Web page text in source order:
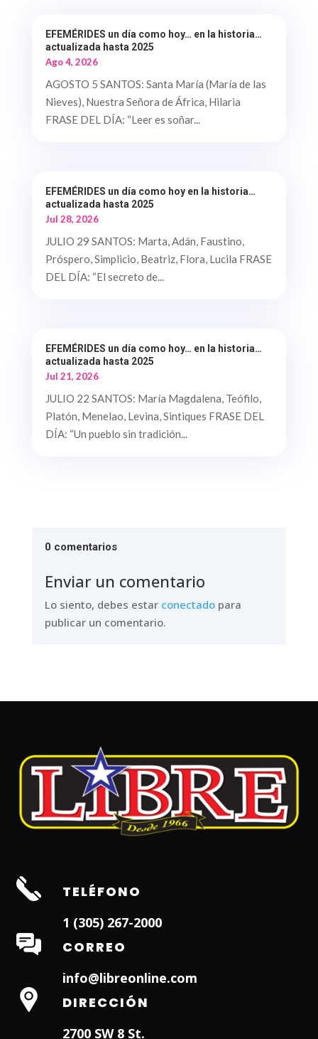
EFEMÉRIDES un día como hoy… en la historia…
actualizada hasta 2025
Ago 4, 2026
AGOSTO 5 SANTOS: Santa María (María de las
Nieves), Nuestra Señora de África, Hilaria
FRASE DEL DÍA: “Leer es soñar...
EFEMÉRIDES un día como hoy en la historia…
actualizada hasta 2025
Jul 28, 2026
JULIO 29 SANTOS: Marta, Adán, Faustino,
Próspero, Simplicio, Beatriz, Flora, Lucila FRASE
DEL DÍA: “El secreto de...
EFEMÉRIDES un día como hoy… en la historia…
actualizada hasta 2025
Jul 21, 2026
JULIO 22 SANTOS: María Magdalena, Teófilo,
Platón, Menelao, Levina, Sintiques FRASE DEL
DÍA: “Un pueblo sin tradición...
0 comentarios
Enviar un comentario
Lo siento, debes estar conectadopara
publicar un comentario.
TELÉFONO
1 (305) 267-2000
CORREO
info@libreonline.com
DIRECCIÓN
2700 SW 8 St.